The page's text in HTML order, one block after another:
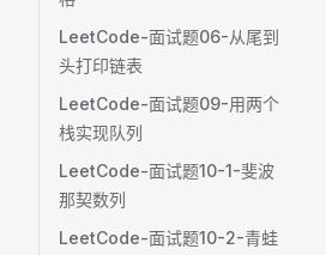
LeetCode-面试题06-从尾到
头打印链表
LeetCode-面试题09-用两个
栈实现队列
LeetCode-面试题10-1-斐波
那契数列
LeetCode-面试题10-2-青蛙